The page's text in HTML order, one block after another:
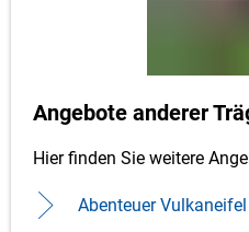
Angebote anderer
Hier finden Sie weitere
Abenteuer Vulkaneifel